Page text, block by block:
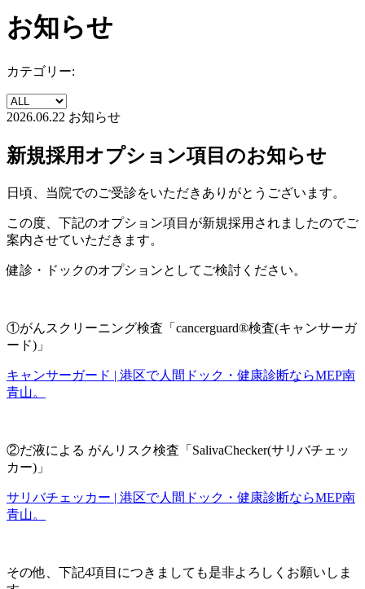
お知らせ
カテゴリー:
2026.06.22 お知らせ
新規採用オプション項目のお知らせ
日頃、当院でのご受診をいただきありがとうございます。
この度、下記のオプション項目が新規採用されましたのでご
案内させていただきます。
健診・ドックのオプションとしてご検討ください。
①がんスクリーニング検査「cancerguard®検査(キャンサーガ
ード)」
キャンサーガード | 港区で人間ドック・健康診断ならMEP南
青山。
②だ液による がんリスク検査「SalivaChecker(サリバチェッ
カー)」
サリバチェッカー | 港区で人間ドック・健康診断ならMEP南
青山。
その他、下記4項目につきましても是非よろしくお願いしま